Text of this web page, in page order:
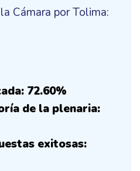
Cámara por Tolima:
72.60%
de la plenaria:
exitosas: